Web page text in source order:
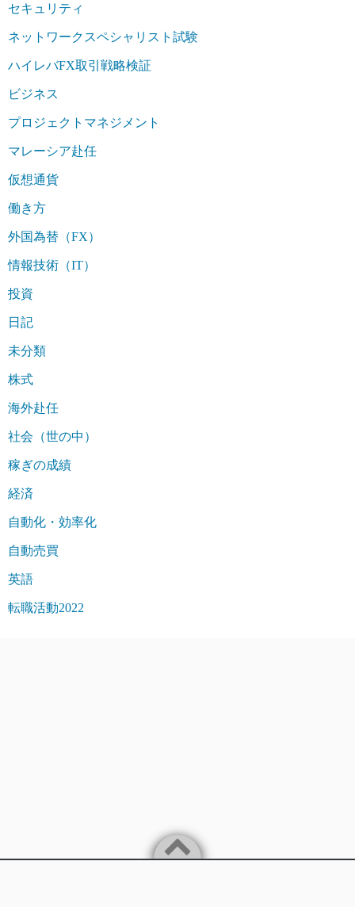
セキュリティ
ネットワークスペシャリスト試験
ハイレバFX取引戦略検証
ビジネス
プロジェクトマネジメント
マレーシア赴任
仮想通貨
働き方
外国為替（FX）
情報技術（IT）
投資
日記
未分類
株式
海外赴任
社会（世の中）
稼ぎの成績
経済
自動化・効率化
自動売買
英語
転職活動2022